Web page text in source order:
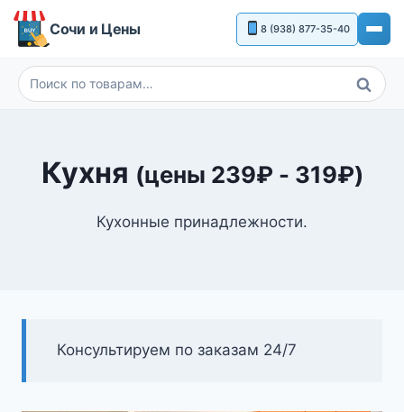
Перейти
Сочи и Цены 8 (938) 877-35-40
Искать:
Поиск
Кухня (цены 239₽ - 319₽)
Кухонные принадлежности.
Консультируем по заказам 24/7